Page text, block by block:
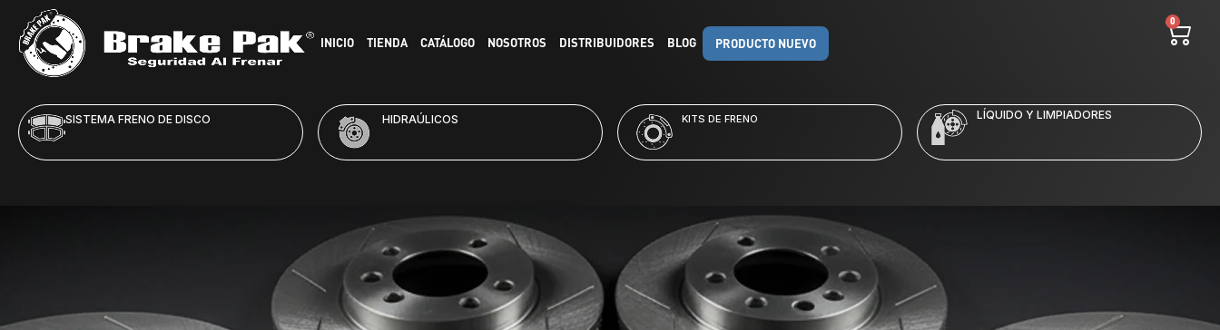
INICIO TIENDA CATÁLOGO NOSOTROS DISTRIBUIDORES BLOG PRODUCTO NUEVO
0
SISTEMA FRENO DE DISCO HIDRAÚLICOS KITS DE FRENO LÍQUIDO Y LIMPIADORES